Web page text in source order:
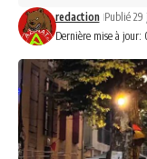
Dernière mise à jour:
redaction Publié 29